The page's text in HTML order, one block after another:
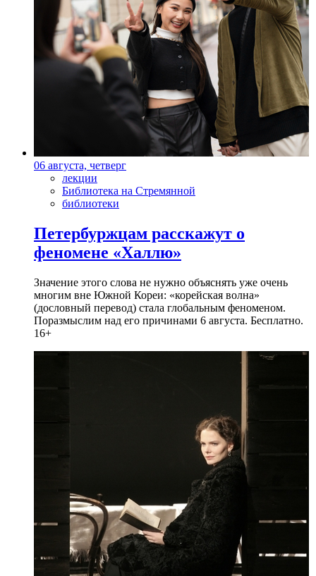
06 августа, четверг
лекции
Библиотека на Стремянной
библиотеки
Петербуржцам расскажут о
феномене «Халлю»
Значение этого слова не нужно объяснять уже очень
многим вне Южной Кореи: «корейская волна»
(дословный перевод) стала глобальным феноменом.
Поразмыслим над его причинами 6 августа. Бесплатно.
16+